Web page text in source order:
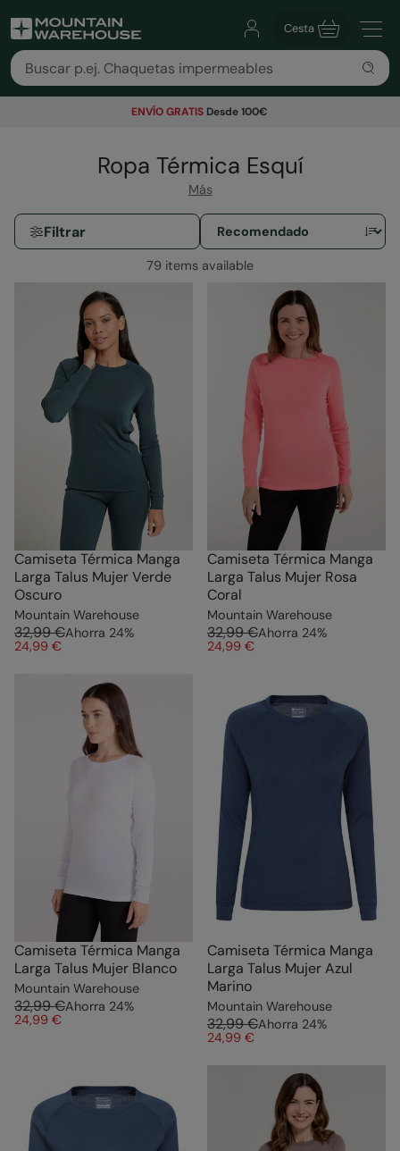
Cesta
ENVÍO GRATISDesde 100€
Ropa Térmica Esquí
Más
Filtrar
79 items available
Camiseta Térmica Manga
Larga Talus Mujer Verde
Oscuro
Mountain Warehouse
32,99 €Ahorra 24%
24,99 €
Camiseta Térmica Manga
Larga Talus Mujer Rosa
Coral
Mountain Warehouse
32,99 €Ahorra 24%
24,99 €
Camiseta Térmica Manga
Larga Talus Mujer Blanco
Mountain Warehouse
32,99 €Ahorra 24%
24,99 €
Camiseta Térmica Manga
Larga Talus Mujer Azul
Marino
Mountain Warehouse
32,99 €Ahorra 24%
24,99 €